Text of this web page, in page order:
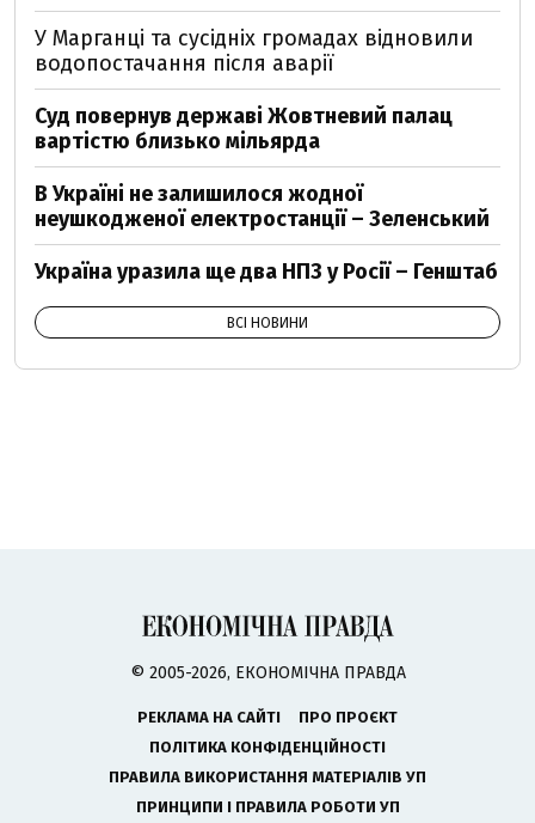
У Марганці та сусідніх громадах відновили
водопостачання після аварії
Суд повернув державі Жовтневий палац
вартістю близько мільярда
В Україні не залишилося жодної
неушкодженої електростанції – Зеленський
Україна уразила ще два НПЗ у Росії – Генштаб
ВСІ НОВИНИ
© 2005-2026, ЕКОНОМІЧНА ПРАВДА
РЕКЛАМА НА САЙТІ
ПРО ПРОЄКТ
ПОЛІТИКА КОНФІДЕНЦІЙНОСТІ
ПРАВИЛА ВИКОРИСТАННЯ МАТЕРІАЛІВ УП
ПРИНЦИПИ І ПРАВИЛА РОБОТИ УП